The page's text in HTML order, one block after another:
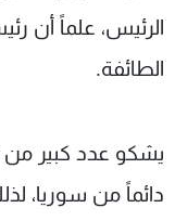
الرئيس، علماً أن
الطائفة.
يشكو عدد كبير من
دائماً من سوريا،